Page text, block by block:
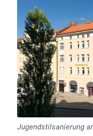
Jugendstilsanierung